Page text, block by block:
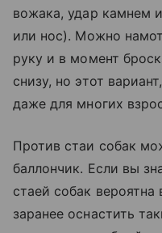
вожака, удар камнем
или нос). Можно
руку и в момент
снизу, но этот
даже для многих
Против стаи собак
баллончик. Если вы
стаей собак
заранее оснастить